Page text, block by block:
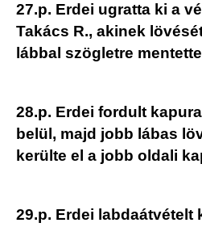
27.p. Erdei ugratta ki a
Takács R., akinek
lábbal szögletre
28.p. Erdei fordult
belül, majd jobb lábas
kerülte el a jobb oldali
29.p. Erdei labdaátvételt